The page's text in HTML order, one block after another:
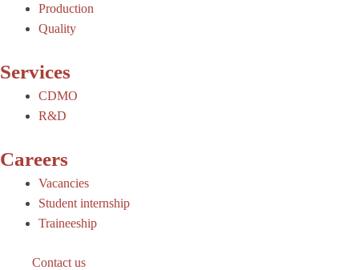
Production
Quality
Services
CDMO
R&D
Careers
Vacancies
Student internship
Traineeship
Contact us